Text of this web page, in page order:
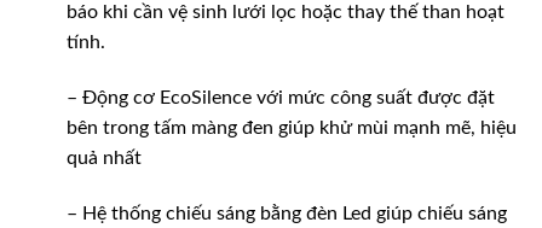
báo khi cần vệ sinh lưới lọc hoặc thay thế than hoạt
tính.
– Động cơ EcoSilence với mức công suất được đặt
bên trong tấm màng đen giúp khử mùi mạnh mẽ, hiệu
quả nhất
– Hệ thống chiếu sáng bằng đèn Led giúp chiếu sáng